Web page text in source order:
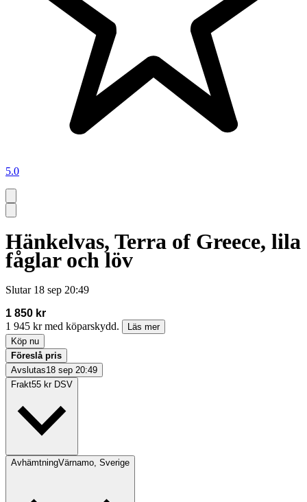
5.0
Hänkelvas, Terra of Greece, lila
fåglar och löv
Slutar 18 sep 20:49
1 850 kr
1 945 kr med köparskydd.
Läs mer
Köp nu
Föreslå pris
Avslutas18 sep 20:49
Frakt55 kr DSV
AvhämtningVärnamo, Sverige